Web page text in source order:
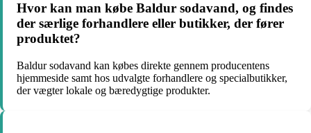
Hvor kan man købe Baldur sodavand, og findes
der særlige forhandlere eller butikker, der fører
produktet?
Baldur sodavand kan købes direkte gennem producentens
hjemmeside samt hos udvalgte forhandlere og specialbutikker,
der vægter lokale og bæredygtige produkter.